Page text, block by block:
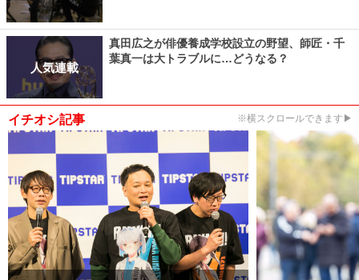
人気連載
真田広之が俳優養成学校設立の野望、師匠・千
葉真一は大トラブルに…どうなる？
イチオシ記事 ※横スクロールできます▶